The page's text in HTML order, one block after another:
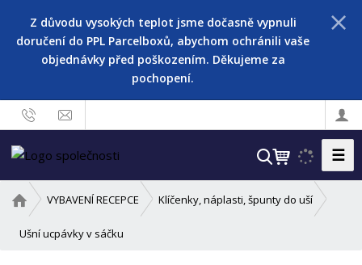
Z důvodu vysokých teplot jsme dočasně vypnuli
doručení do PPL Parcelboxů, abychom ochránili vaše
objednávky před poškozením. Děkujeme za
pochopení.
V
h
☰
v
o
VYBAVENÍ RECEPCE Klíčenky, náplasti, špunty do uší
Ušní ucpávky v sáčku